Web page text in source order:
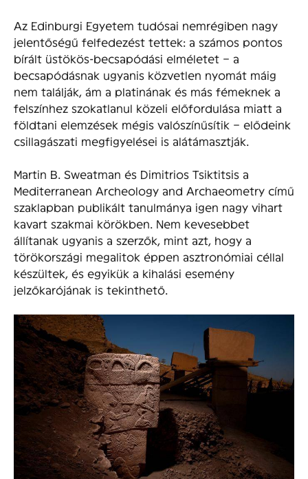
Az Edinburgi Egyetem tudósai nemrégiben nagy
jelentőségű felfedezést tettek: a számos pontos
bírált üstökös-becsapódási elméletet – a
becsapódásnak ugyanis közvetlen nyomát máig
nem találják, ám a platinának és más fémeknek a
felszínhez szokatlanul közeli előfordulása miatt a
földtani elemzések mégis valószínűsítik – elődeink
csillagászati megfigyelései is alátámasztják.
Martin B. Sweatman és Dimitrios Tsiktitsis a
Mediterranean Archeology and Archaeometry című
szaklapban publikált tanulmánya igen nagy vihart
kavart szakmai körökben. Nem kevesebbet
állítanak ugyanis a szerzők, mint azt, hogy a
törökországi megalitok éppen asztronómiai céllal
készültek, és egyikük a kihalási esemény
jelzőkarójának is tekinthető.